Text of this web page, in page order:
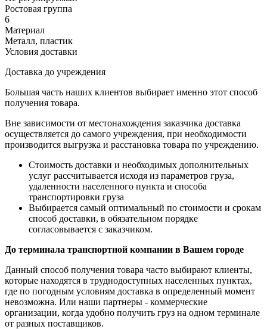
Ростовая группа
6
Материал
Металл, пластик
Условия доставки
Доставка до учреждения
Большая часть наших клиентов выбирает именно этот способ
получения товара.
Вне зависимости от местонахождения заказчика доставка
осуществляется до самого учреждения, при необходимости
производится выгрузка и расстановка товара по учреждению.
Стоимость доставки и необходимых дополнительных
услуг рассчитывается исходя из параметров груза,
удаленности населенного пункта и способа
транспортировки груза
Выбирается самый оптимальный по стоимости и срокам
способ доставки, в обязательном порядке
согласовывается с заказчиком.
До терминала транспортной компании в Вашем городе
Данный способ получения товара часто выбирают клиенты,
которые находятся в труднодоступных населенных пунктах,
где по погодным условиям доставка в определенный момент
невозможна. Или наши партнеры - коммерческие
организации, когда удобно получить груз на одном терминале
от разных поставщиков.